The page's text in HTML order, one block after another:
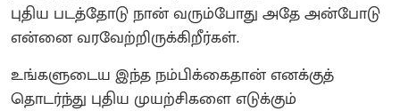
புதிய படத்தோடு நான் வரும்போது அதே அன்போடு
என்னை வரவேற்றிருக்கிறீர்கள்.
​உங்களுடைய இந்த நம்பிக்கைதான் எனக்குத்
தொடர்ந்து புதிய முயற்சிகளை எடுக்கும்